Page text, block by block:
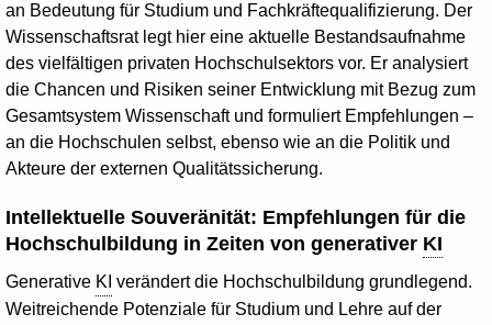
an Bedeutung für Studium und Fachkräftequalifizierung. Der
Wissenschaftsrat legt hier eine aktuelle Bestandsaufnahme
des vielfältigen privaten Hochschulsektors vor. Er analysiert
die Chancen und Risiken seiner Entwicklung mit Bezug zum
Gesamtsystem Wissenschaft und formuliert Empfehlungen –
an die Hochschulen selbst, ebenso wie an die Politik und
Akteure der externen Qualitätssicherung.
Intellektuelle Souveränität: Empfehlungen für die
Hochschulbildung in Zeiten von generativer KI
Generative KI verändert die Hochschulbildung grundlegend.
Weitreichende Potenziale für Studium und Lehre auf der